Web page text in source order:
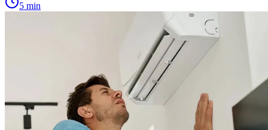
5 min